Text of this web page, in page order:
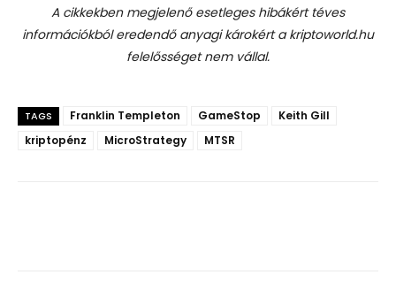
A cikkekben megjelenő esetleges hibákért téves
információkból eredendő anyagi károkért a kriptoworld.hu
felelősséget nem vállal.
TAGS Franklin Templeton GameStop
Keith Gill
kriptopénz
MicroStrategy MTSR